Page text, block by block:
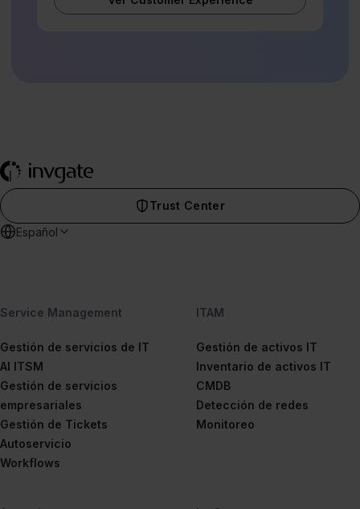
Trust Center
Español
Service Management
Gestión de servicios de IT
AI ITSM
Gestión de servicios
empresariales
Gestión de Tickets
Autoservicio
Workflows
ITAM
Gestión de activos IT
Inventario de activos IT
CMDB
Detección de redes
Monitoreo